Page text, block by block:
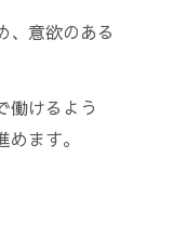
、意欲のある
働けるよう
ます。